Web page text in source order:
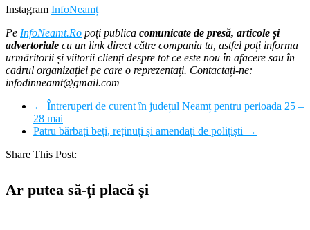
Instagram InfoNeamț
Pe InfoNeamt.Ro poți publica comunicate de presă, articole și
advertoriale cu un link direct către compania ta, astfel poți informa
urmăritorii și viitorii clienți despre tot ce este nou în afacere sau în
cadrul organizației pe care o reprezentați. Contactați-ne:
infodinneamt@gmail.com
← Întreruperi de curent în județul Neamț pentru perioada 25 –
28 mai
Patru bărbați beți, reținuți și amendați de polițiști →
Share This Post:
Ar putea să-ți placă și